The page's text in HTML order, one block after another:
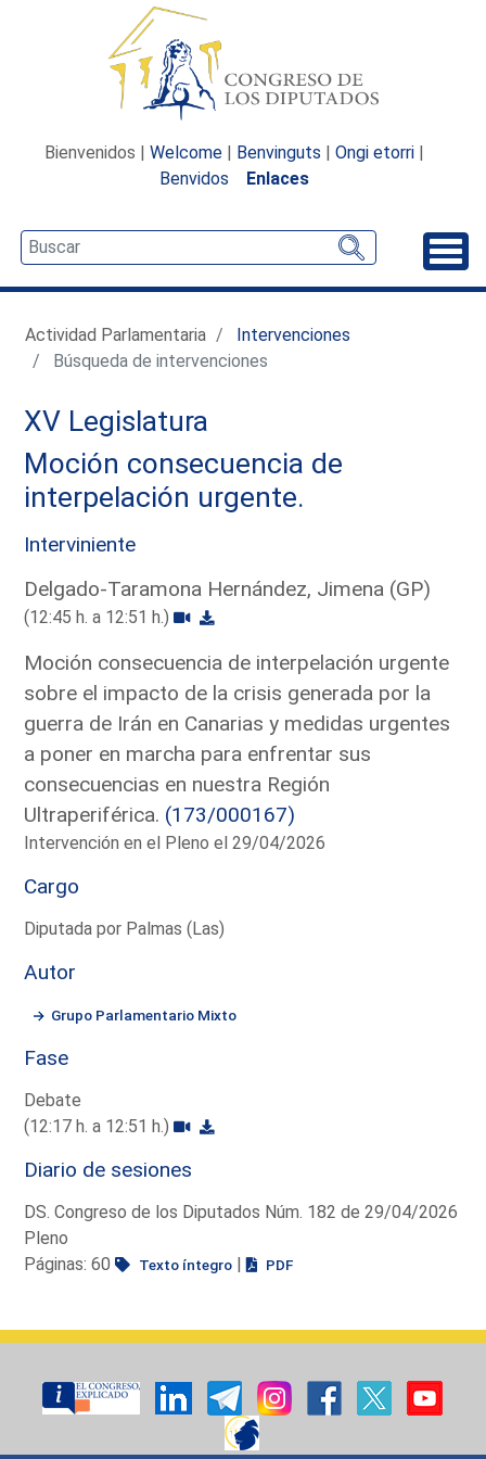
Bienvenidos | Welcome | Benvinguts | Ongi etorri |
Benvidos
Enlaces
Actividad Parlamentaria
Intervenciones
Búsqueda de intervenciones
XV Legislatura
Moción consecuencia de
interpelación urgente.
Interviniente
Delgado-Taramona Hernández, Jimena (GP)
(12:45 h. a 12:51 h.)
Moción consecuencia de interpelación urgente
sobre el impacto de la crisis generada por la
guerra de Irán en Canarias y medidas urgentes
a poner en marcha para enfrentar sus
consecuencias en nuestra Región
Ultraperiférica. (173/000167)
Intervención en el Pleno el 29/04/2026
Cargo
Diputada por Palmas (Las)
Autor
Grupo Parlamentario Mixto
Fase
Debate
(12:17 h. a 12:51 h.)
Diario de sesiones
DS. Congreso de los Diputados Núm. 182 de 29/04/2026
Pleno
Páginas: 60
Texto íntegro | PDF